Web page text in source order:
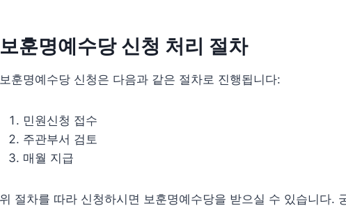
보훈명예수당 신청 처리 절차
보훈명예수당 신청은 다음과 같은 절차로 진행됩니다:
민원신청 접수
주관부서 검토
매월 지급
위 절차를 따라 신청하시면 보훈명예수당을 받으실 수 있습니다.